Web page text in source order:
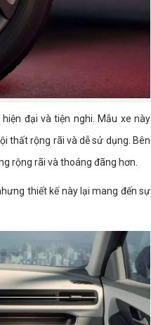
đại và tiện nghi. Mẫu xe này
thất rộng rãi và dễ sử dụng. Bên
rộng rãi và thoáng đãng hơn.
thiết kế này lại mang đến sự